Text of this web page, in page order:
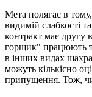
Мета полягає в
видимій слабкості
контракт має другу
горщик" працюють
в інших видах
можуть кількісно
припущення. Тож,